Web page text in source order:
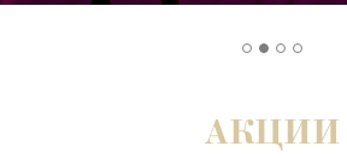
АКЦИИ